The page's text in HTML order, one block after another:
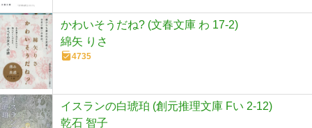
かわいそうだね? (文春文庫 わ 17-2)
綿矢 りさ
4735
イスランの白琥珀 (創元推理文庫 Fい 2-12)
乾石 智子